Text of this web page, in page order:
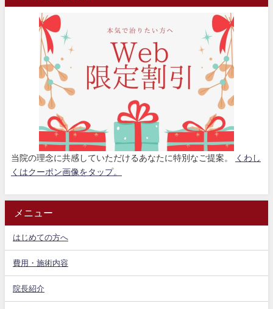
当院の理念に共感していただけるあなたに特別なご提案。
くわし
くはクーポン画像をタップ。
メニュー
はじめての方へ
費用・施術内容
院長紹介